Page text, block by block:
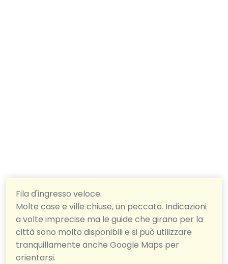
Fila d'ingresso veloce.
Molte case e ville chiuse, un peccato. Indicazioni
a volte imprecise ma le guide che girano per la
città sono molto disponibili e si può utilizzare
tranquillamente anche Google Maps per
orientarsi.